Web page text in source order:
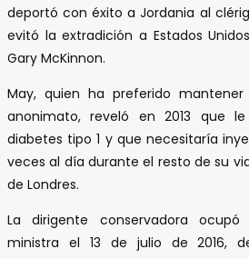
deportó con éxito a Jordania al
evitó la extradición a Estados
Gary McKinnon.
May, quien ha preferido
anonimato, reveló en 2013 que
diabetes tipo 1 y que necesitaría
veces al día durante el resto de su
de Londres.
La dirigente conservadora
ministra el 13 de julio de 2016,